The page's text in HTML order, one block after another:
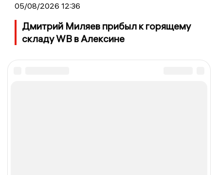
05/08/2026 12:36
Дмитрий Миляев прибыл к горящему
складу WB в Алексине